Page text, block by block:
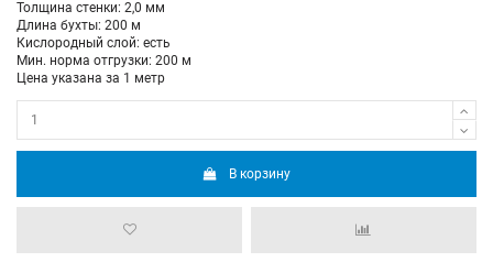
Толщина стенки: 2,0 мм
Длина бухты: 200 м
Кислородный слой: есть
Мин. норма отгрузки: 200 м
Цена указана за 1 метр
В корзину